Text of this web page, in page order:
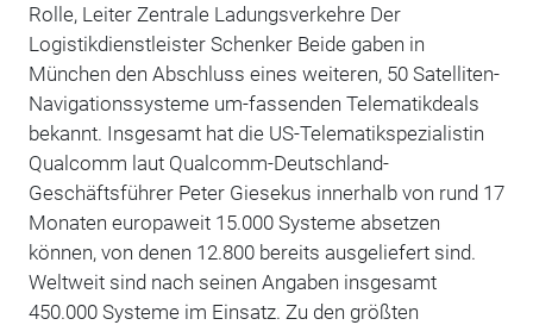
Rolle, Leiter Zentrale Ladungsverkehre Der
Logistikdienstleister Schenker Beide gaben in
München den Abschluss eines weiteren, 50 Satelliten-
Navigationssysteme um-fassenden Telematikdeals
bekannt. Insgesamt hat die US-Telematikspezialistin
Qualcomm laut Qualcomm-Deutschland-
Geschäftsführer Peter Giesekus innerhalb von rund 17
Monaten europaweit 15.000 Systeme absetzen
können, von denen 12.800 bereits ausgeliefert sind.
Weltweit sind nach seinen Angaben insgesamt
450.000 Systeme im Einsatz. Zu den größten